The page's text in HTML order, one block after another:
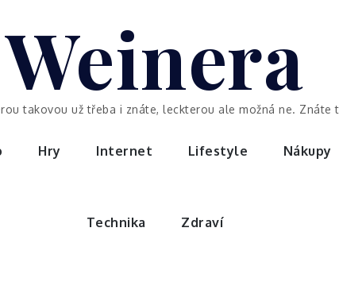
Weinera
takovou už třeba i znáte, leckterou ale možná ne.
Hry Internet Lifestyle Nákupy
Technika Zdraví